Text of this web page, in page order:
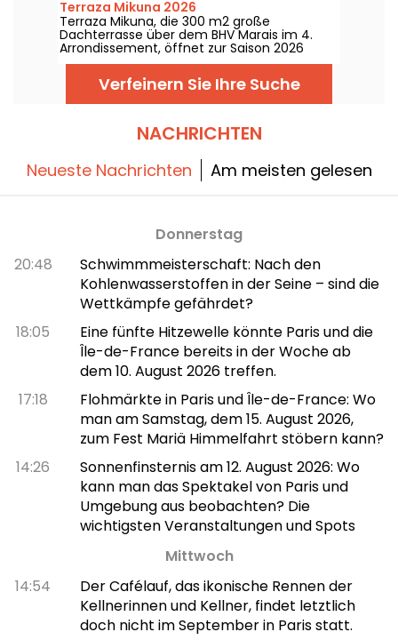
und Regale dieses Feinkostladens in XXL-
Version genießen können.
Terraza Mikuna 2026
Terraza Mikuna, die 300 m2 große
Dachterrasse über dem BHV Marais im 4.
Arrondissement, öffnet zur Saison 2026
wieder ihre Türen – mit einer neu
interpretierten Speisekarte, einem frischen
Mittagsangebot und stilvollen Cocktails.
Verfeinern Sie Ihre Suche
NACHRICHTEN
Neueste Nachrichten Am meisten gelesen
Donnerstag
20:48
Schwimmmeisterschaft: Nach den
Kohlenwasserstoffen in der Seine – sind die
Wettkämpfe gefährdet?
18:05
Eine fünfte Hitzewelle könnte Paris und die
Île-de-France bereits in der Woche ab
dem 10. August 2026 treffen.
17:18
Flohmärkte in Paris und Île-de-France: Wo
man am Samstag, dem 15. August 2026,
zum Fest Mariä Himmelfahrt stöbern kann?
14:26
Sonnenfinsternis am 12. August 2026: Wo
kann man das Spektakel von Paris und
Umgebung aus beobachten? Die
wichtigsten Veranstaltungen und Spots
Mittwoch
14:54
Der Cafélauf, das ikonische Rennen der
Kellnerinnen und Kellner, findet letztlich
doch nicht im September in Paris statt.